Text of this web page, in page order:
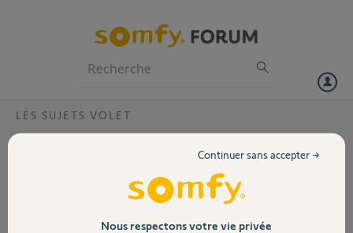
Volet
LES SUJETS VOLET
Télécommande radio clignote rouge et
Ma radio commande c'est mise a clignoté rouge. J'ai changé la pile.
Pas de changement, par intermittence sans action de ma part, la
Nous respectons votre vie privée
Continuer sans accepter →